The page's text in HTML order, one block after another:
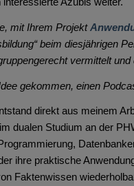
mit Ihrem Projekt
beim diesjährigen
vermittelt
gekommen, einen
direkt aus meinem
dualen Studium an der
ihre praktische
Faktenwissen